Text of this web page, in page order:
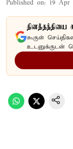
Published on: 19 Apr
தினத்தந்தியை
கூகுள்
உடனுக்குடன்